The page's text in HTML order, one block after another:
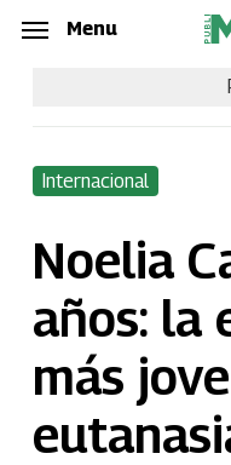
Skip
content
Menu
Internacional
Noelia
años: la
más
Menu